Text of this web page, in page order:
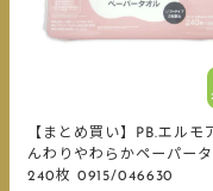
【まとめ買い】PB.エルモ
んわりやわらかペーパー
240枚 0915/046630